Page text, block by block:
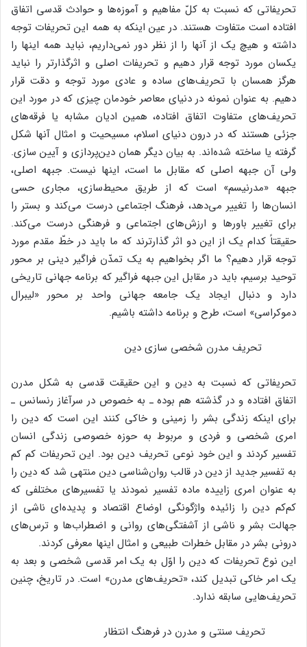
تحریفاتی که نسبت به کلّ مفاهیم و آموزه‌ها و حوادث قدسی اتفاق
افتاده است متفاوت هستند. در عین اینکه به همه این تحریفات توجه
داشته و هیچ یک از آنها را از نظر دور نمی‌داریم، نباید همه اینها را
یکسان مورد توجه قرار دهیم و تحریفات اصلی و اثرگذارتر را نباید
هرگز همسان با تحریف‌های ساده و عادی مورد توجه و دقت قرار
دهیم. به عنوان نمونه در دنیای معاصر خودمان چیزی که در مورد این
تحریف‌های متفاوت اتفاق افتاده، همین ادیان مشابه یا فرقه‌های
جزئی هستند که در درون دنیای اسلام، مسیحیت و امثال آنها شکل
گرفته یا ساخته شده‌اند. به بیان دیگر همان دین‌پردازی و آیین سازی.
ولی آن جبهه اصلی که مقابل ما است، اینها نیست. جبهه اصلی،
جبهه «مدرنیسم» است که از طریق محیط‌سازی، مجاری حسی
انسان‌ها را تغییر می‌دهد، فرهنگ اجتماعی درست می‌کند و بستر را
برای تغییر باورها و ارزش‌های اجتماعی و فرهنگی درست می‌کند.
حقیقتاً کدام یک از این دو اثر گذارترند که ما باید در خطّ مقدم مورد
توجه قرار دهیم؟ ما اگر بخواهیم به یک تمدّن فراگیر دینی بر محور
توحید برسیم، باید در مقابل این جبهه فراگیر که برنامه جهانی تاریخی
دارد و دنبال ایجاد یک جامعه جهانی واحد بر محور «لیبرال
دموکراسی» است، طرح و برنامه داشته باشیم.
تحریف مدرن شخصی سازی دین
تحریفاتی که نسبت به دین و این حقیقت قدسی به شکل مدرن
اتفاق افتاده و در گذشته هم بوده ـ به خصوص در سرآغاز رنسانس ـ
برای اینکه زندگی بشر را زمینی و خاکی کنند این است که دین را
امری شخصی و فردی و مربوط به حوزه خصوصی زندگی انسان
تفسیر کردند و این خود نوعی تحریف دین بود. این تحریفات کم کم
به تفسیر جدید از دین در قالب روان‌شناسی دین منتهی شد که دین را
به عنوان امری زاییده ماده تفسیر نمودند یا تفسیرهای مختلفی که
کم‌کم دین را زائیده واژگونگی اوضاع اقتصاد و پدیده‌ای ناشی از
جهالت بشر و ناشی از آشفتگی‌های روانی و اضطراب‌ها و ترس‌های
درونی بشر در مقابل خطرات طبیعی و امثال اینها معرفی کردند.
این نوع تحریفات که دین را اوّل به یک امر قدسی شخصی و بعد به
یک امر خاکی تبدیل کند، «تحریف‌های مدرن» است. در تاریخ، چنین
تحریف‌هایی سابقه ندارد.
تحریف سنتی و مدرن در فرهنگ انتظار